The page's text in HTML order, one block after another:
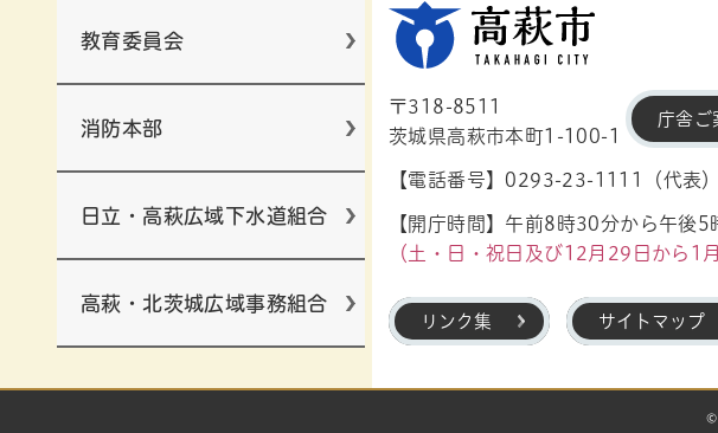
教育委員会
消防本部
日立・高萩広域下水道組合
高萩・北茨城広域事務組合
〒318-8511
茨城県高萩市本町1-100-1
【電話番号】0293-23-1111（代表）
【開庁時間】午前8時30分から午後5
（土・日・祝日及び12月29日から1
庁舎ご
リンク集 サイトマップ